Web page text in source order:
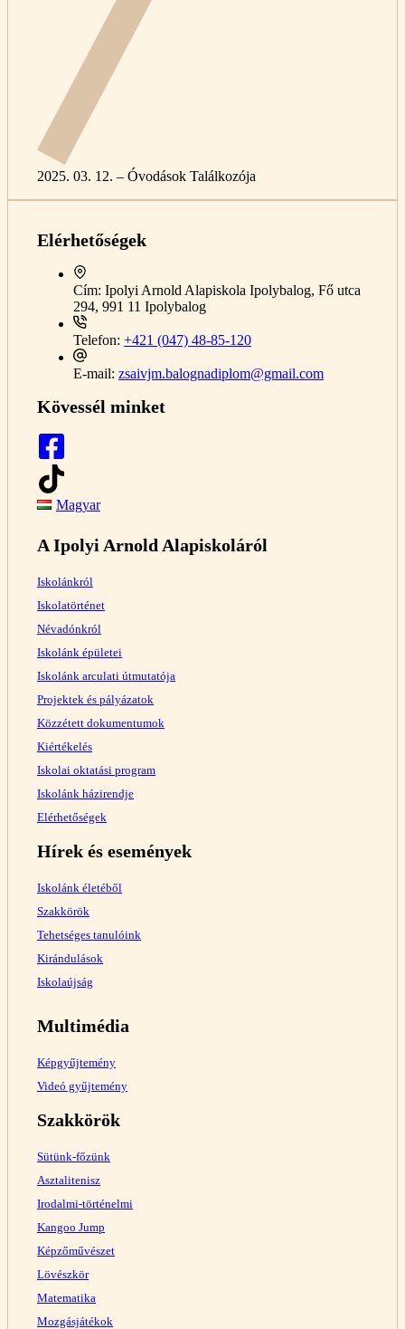
2025. 03. 12. – Óvodások Találkozója
Elérhetőségek
Cím: Ipolyi Arnold Alapiskola Ipolybalog, Fő utca
294, 991 11 Ipolybalog
Telefon: +421 (047) 48-85-120
E-mail: zsaivjm.balognadiplom@gmail.com
Kövessél minket
Magyar
A Ipolyi Arnold Alapiskoláról
Iskolánkról
Iskolatörténet
Névadónkról
Iskolánk épületei
Iskolánk arculati útmutatója
Projektek és pályázatok
Közzétett dokumentumok
Kiértékelés
Iskolai oktatási program
Iskolánk házirendje
Elérhetőségek
Hírek és események
Iskolánk életéből
Szakkörök
Tehetséges tanulóink
Kirándulások
Iskolaújság
Multimédia
Képgyűjtemény
Videó gyűjtemény
Szakkörök
Sütünk-főzünk
Asztalitenisz
Irodalmi-történelmi
Kangoo Jump
Képzőművészet
Lövészkör
Matematika
Mozgásjátékok